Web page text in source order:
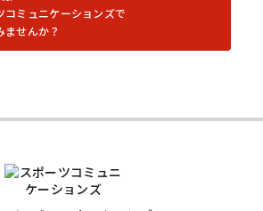
コミュニケーションズで
ませんか？